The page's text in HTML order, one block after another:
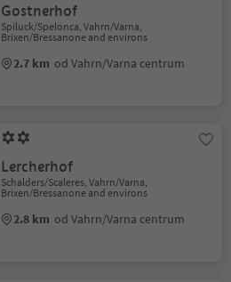
Gostnerhof
Spiluck/Spelonca, Vahrn/Varna,
Brixen/Bressanone and environs
2.7 km od Vahrn/Varna centrum
Lercherhof
Schalders/Scaleres, Vahrn/Varna,
Brixen/Bressanone and environs
2.8 km od Vahrn/Varna centrum